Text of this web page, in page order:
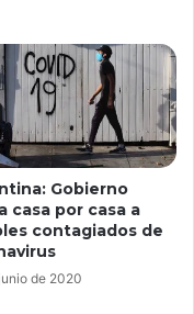
Gobierno
casa por casa a
contagiados de
de 2020